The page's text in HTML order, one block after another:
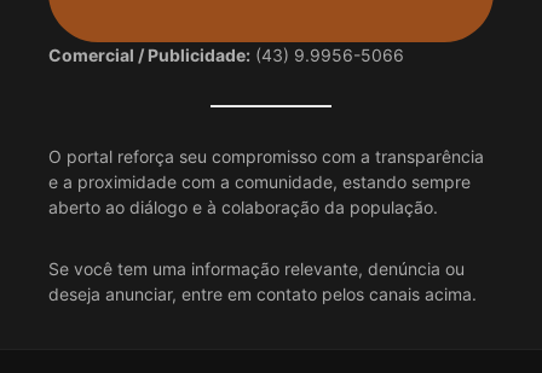
Comercial / Publicidade: (43) 9.9956-5066
O portal reforça seu compromisso com a transparência
e a proximidade com a comunidade, estando sempre
aberto ao diálogo e à colaboração da população.
Se você tem uma informação relevante, denúncia ou
deseja anunciar, entre em contato pelos canais acima.